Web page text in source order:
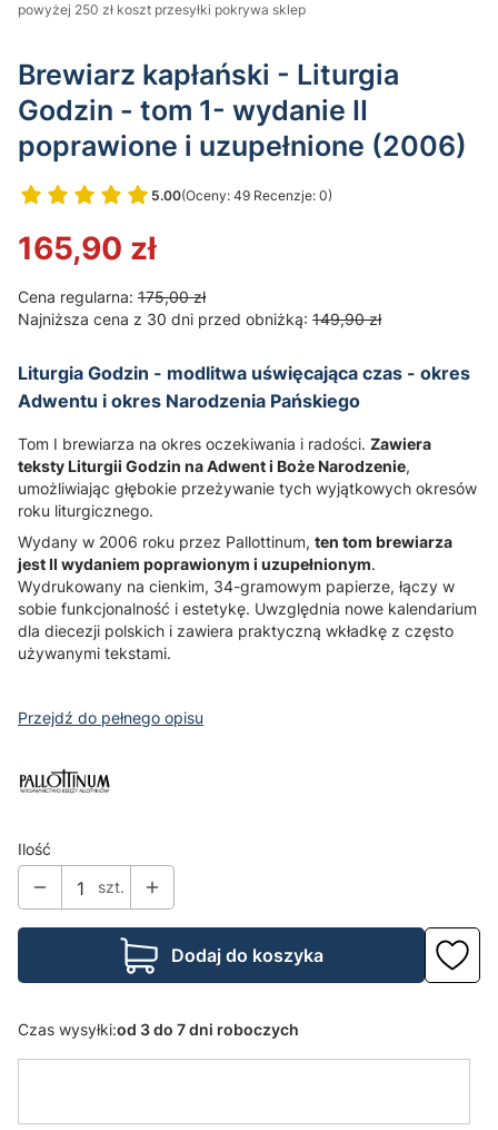
powyżej 250 zł koszt przesyłki pokrywa sklep
Brewiarz kapłański - Liturgia
Godzin - tom 1- wydanie II
poprawione i uzupełnione (2006)
5.00(Oceny: 49 Recenzje: 0)
Przejdź do sekcji Opinie
165,90 zł
Cena regularna: 175,00 zł
Najniższa cena z 30 dni przed obniżką: 149,90 zł
Liturgia Godzin - modlitwa uświęcająca czas - okres
Adwentu i okres Narodzenia Pańskiego
Tom I brewiarza na okres oczekiwania i radości. Zawiera
teksty Liturgii Godzin na Adwent i Boże Narodzenie,
umożliwiając głębokie przeżywanie tych wyjątkowych okresów
roku liturgicznego.
Wydany w 2006 roku przez Pallottinum, ten tom brewiarza
jest II wydaniem poprawionym i uzupełnionym.
Wydrukowany na cienkim, 34-gramowym papierze, łączy w
sobie funkcjonalność i estetykę. Uwzględnia nowe kalendarium
dla diecezji polskich i zawiera praktyczną wkładkę z często
używanymi tekstami.
Przejdź do pełnego opisu
Ilość
szt.
Dodaj do koszyka
Czas wysyłki:od 3 do 7 dni roboczych